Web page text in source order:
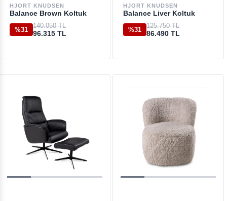
HJORT KNUDSEN
Balance Brown Koltuk
%31
140.050 TL
96.315 TL
HJORT KNUDSEN
Balance Liver Koltuk
%31
125.750 TL
86.490 TL